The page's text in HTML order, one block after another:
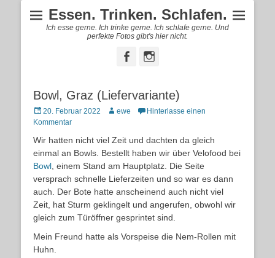
Essen. Trinken. Schlafen.
Ich esse gerne. Ich trinke gerne. Ich schlafe gerne. Und
perfekte Fotos gibt's hier nicht.
FacebookInstagram
Bowl, Graz (Liefervariante)
Posted
on
20. Februar 2022 Autorewe
Hinterlasse einen
Kommentar
Wir hatten nicht viel Zeit und dachten da gleich
einmal an Bowls. Bestellt haben wir über Velofood bei
Bowl , einem Stand am Hauptplatz. Die Seite
versprach schnelle Lieferzeiten und so war es dann
auch. Der Bote hatte anscheinend auch nicht viel
Zeit, hat Sturm geklingelt und angerufen, obwohl wir
gleich zum Türöffner gesprintet sind.
Mein Freund hatte als Vorspeise die Nem-Rollen mit
Huhn.